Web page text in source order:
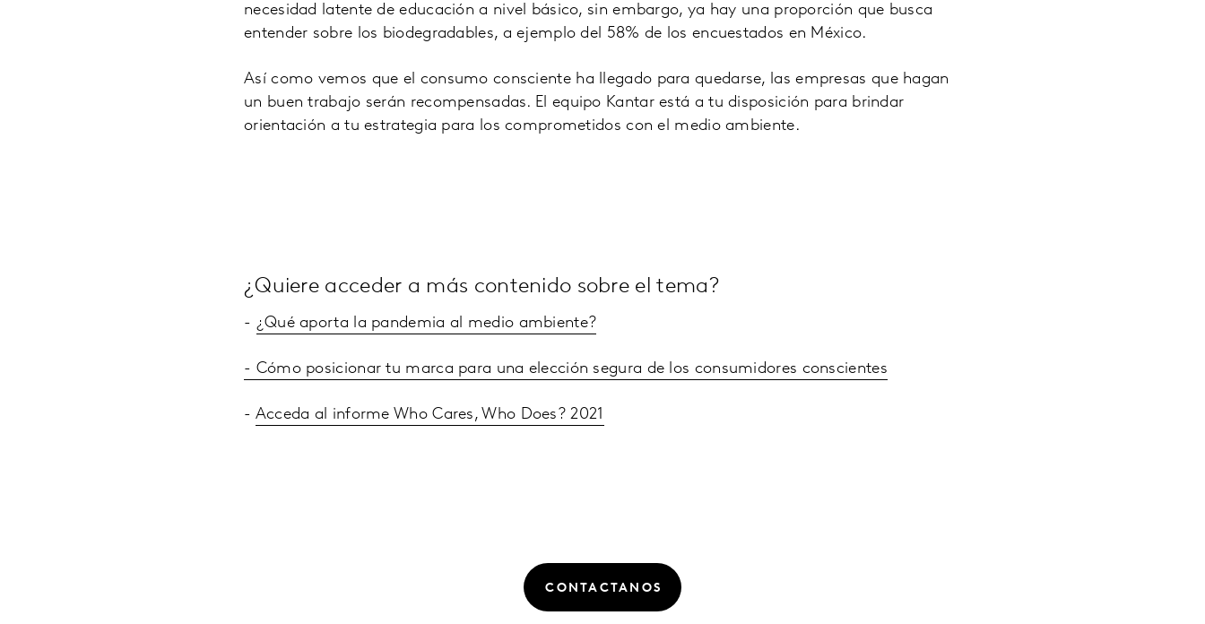
necesidad latente de educación a nivel básico, sin embargo, ya hay una proporción que busca
entender sobre los biodegradables, a ejemplo del 58% de los encuestados en México.
Así como vemos que el consumo consciente ha llegado para quedarse, las empresas que hagan
un buen trabajo serán recompensadas. El equipo Kantar está a tu disposición para brindar
orientación a tu estrategia para los comprometidos con el medio ambiente.
¿Quiere acceder a más contenido sobre el tema?
- ¿Qué aporta la pandemia al medio ambiente?
- Cómo posicionar tu marca para una elección segura de los consumidores conscientes
- Acceda al informe Who Cares, Who Does? 2021
CONTACTANOS